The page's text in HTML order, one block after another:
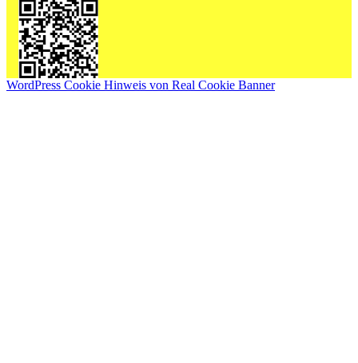
WordPress Cookie Hinweis von Real Cookie Banner